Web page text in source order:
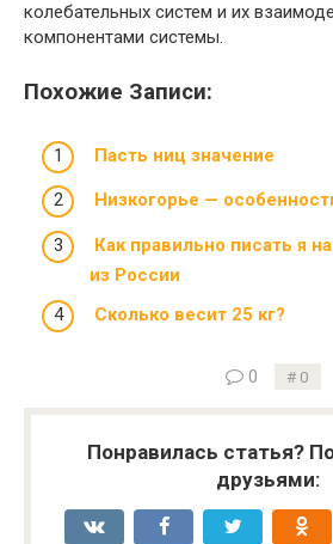
колебательных систем и их
компонентами системы.
Похожие Записи:
Пасть ниц значение
Низкогорье —
Как правильно писать я
из России
Сколько весит 25 кг?
0 0
Понравилась статья?
друзьями: